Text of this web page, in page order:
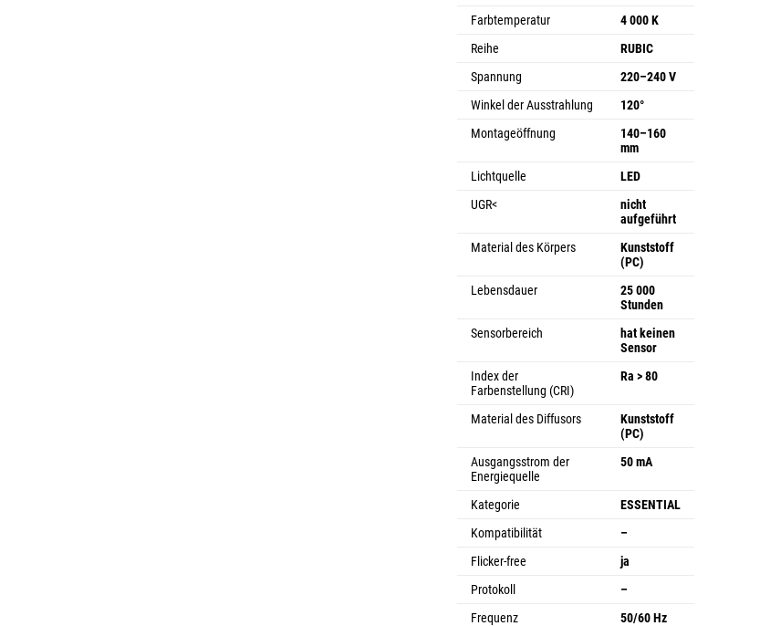
Farbtemperatur
4 000 K
Reihe
RUBIC
Spannung
220–240 V
Winkel der Ausstrahlung
120°
Montageöffnung
140–160
mm
Lichtquelle
LED
UGR<
nicht
aufgeführt
Material des Körpers
Kunststoff
(PC)
Lebensdauer
25 000
Stunden
Sensorbereich
hat keinen
Sensor
Index der
Farbenstellung (CRI)
Ra > 80
Material des Diffusors
Kunststoff
(PC)
Ausgangsstrom der
Energiequelle
50 mA
Kategorie
ESSENTIAL
Kompatibilität
–
Flicker-free
ja
Protokoll
–
Frequenz
50/60 Hz